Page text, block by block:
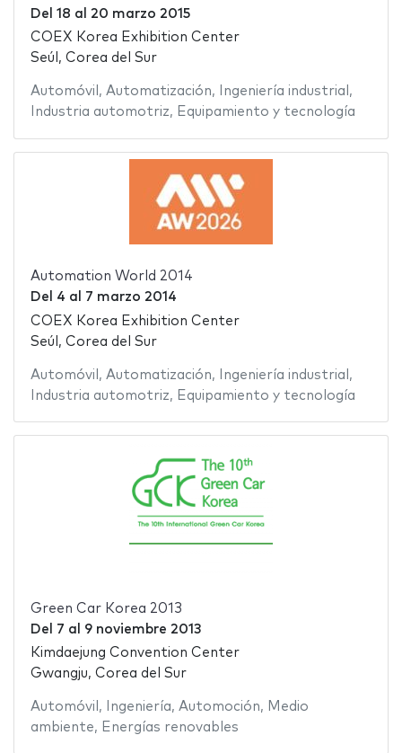
Del 18 al 20 marzo 2015
COEX Korea Exhibition Center
Seúl, Corea del Sur
Automóvil , Automatización, Ingeniería industrial ,
Industria automotriz, Equipamiento y tecnología
Automation World 2014
Del 4 al 7 marzo 2014
COEX Korea Exhibition Center
Seúl, Corea del Sur
Automóvil , Automatización, Ingeniería industrial ,
Industria automotriz, Equipamiento y tecnología
Green Car Korea 2013
Del 7 al 9 noviembre 2013
Kimdaejung Convention Center
Gwangju, Corea del Sur
Automóvil , Ingeniería, Automoción, Medio
ambiente, Energías renovables